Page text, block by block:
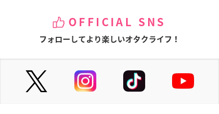
OFFICIAL SNS
フォローしてより楽しいオタクライフ！